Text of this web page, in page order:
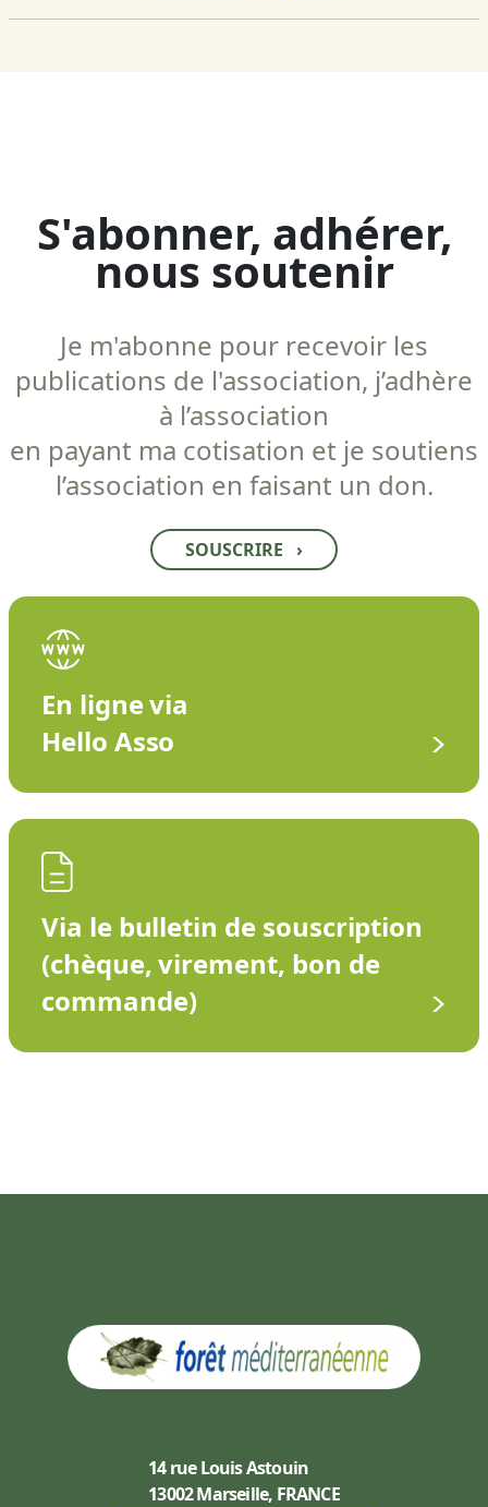
S'abonner, adhérer,
nous soutenir
Je m'abonne pour recevoir les
publications de l'association, j’adhère
à l’association
en payant ma cotisation et je soutiens
l’association en faisant un don.
SOUSCRIRE ›
En ligne via
Hello Asso
Via le bulletin de souscription
(chèque, virement, bon de
commande)
14 rue Louis Astouin
13002 Marseille, FRANCE